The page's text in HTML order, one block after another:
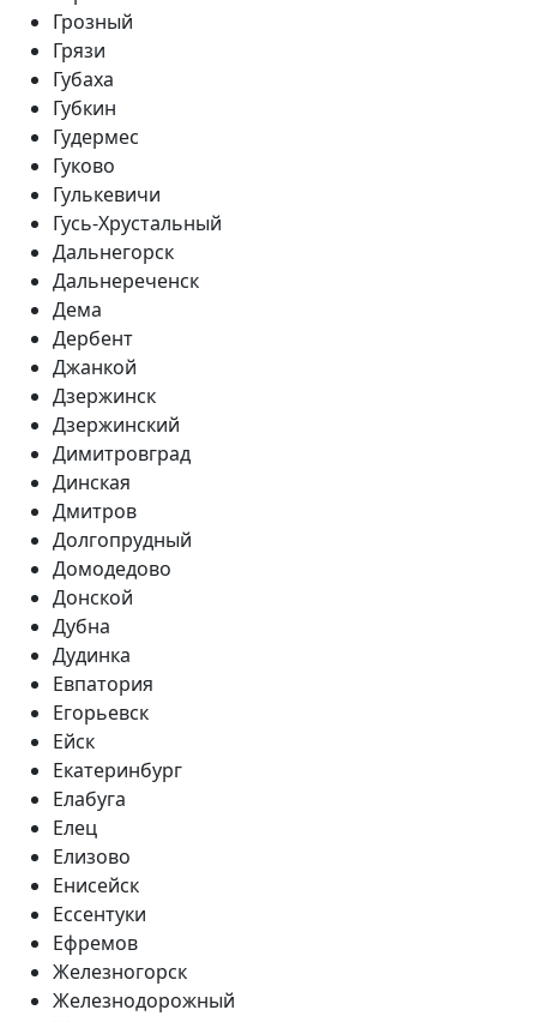
Грозный
Грязи
Губаха
Губкин
Гудермес
Гуково
Гулькевичи
Гусь-Хрустальный
Дальнегорск
Дальнереченск
Дема
Дербент
Джанкой
Дзержинск
Дзержинский
Димитровград
Динская
Дмитров
Долгопрудный
Домодедово
Донской
Дубна
Дудинка
Евпатория
Егорьевск
Ейск
Екатеринбург
Елабуга
Елец
Елизово
Енисейск
Ессентуки
Ефремов
Железногорск
Железнодорожный